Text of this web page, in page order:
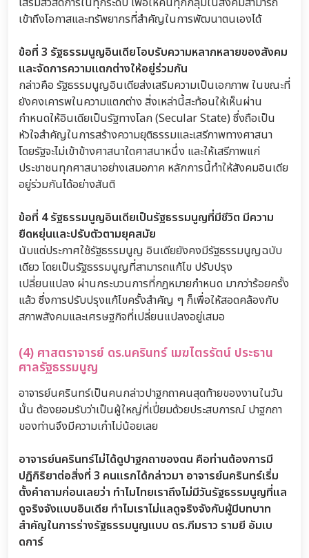
เข้าถึงโอกาสและทรัพยากรที่สำคัญในการพัฒนาตนเองได้
ข้อที่ 3 รัฐธรรมนูญอินเดียโอบรับความหลากหลายของสังคม
และจัดการความแตกต่างให้อยู่ร่วมกัน
กล่าวคือ รัฐธรรมนูญอินเดียส่งเสริมความเป็นเอกภาพ ในขณะที่
ยังคงเคารพในความแตกต่าง สิ่งเหล่านี้สะท้อนให้เห็นผ่าน
กำหนดให้อินเดียเป็นรัฐทางโลก (Secular State) ซึ่งถือเป็น
หัวใจสำคัญในการสร้างความยุติธรรมและเสรีภาพทางศาสนา
โดยรัฐจะไม่เข้าข้างศาสนาใดศาสนาหนึ่ง และให้เสรีภาพแก่
ประชาชนทุกศาสนาอย่างเสมอภาค หลักการนี้ทำให้สังคมอินเดีย
อยู่ร่วมกันได้อย่างสันติ
ข้อที่ 4 รัฐธรรมนูญอินเดียเป็นรัฐธรรมนูญที่มีชีวิต มีความ
ยืดหยุ่นและปรับตัวตามยุคสมัย
นับแต่ประกาศใช้รัฐธรรมนูญ อินเดียยังคงมีรัฐธรรมนูญฉบับ
เดียว โดยเป็นรัฐธรรมนูญที่สามารถแก้ไข ปรับปรุง
เปลี่ยนแปลง ผ่านกระบวนการที่กฎหมายกำหนด มากว่าร้อยครั้ง
แล้ว ซึ่งการปรับปรุงแก้ไขครั้งสำคัญ ๆ ก็เพื่อให้สอดคล้องกับ
สภาพสังคมและเศรษฐกิจที่เปลี่ยนแปลงอยู่เสมอ
(4) ศาสตราจารย์ ดร.นครินทร์ เมฆไตรรัตน์ ประธาน
ศาลรัฐธรรมนูญ
อาจารย์นครินทร์เป็นคนกล่าวปาฐกถาคนสุดท้ายของงานในวัน
นั้น ต้องยอมรับว่าเป็นผู้ใหญ่ที่เปี่ยมด้วยประสบการณ์ ปาฐกถา
ของท่านจึงมีความเก๋าไม่น้อยเลย
อาจารย์นครินทร์ไม่ได้ดูปาฐกถาของตน คือท่านต้องการมี
ปฏิกิริยาต่อสิ่งที่ 3 คนแรกได้กล่าวมา อาจารย์นครินทร์เริ่ม
ตั้งคำถามก่อนเลยว่า ทำไมไทยเราถึงไม่มีวันรัฐธรรมนูญที่แล
ดูจริงจังแบบอินเดีย ทำไมเราไม่แลดูจริงจังกับผู้มีบทบาท
สำคัญในการร่างรัฐธรรมนูญแบบ ดร.ภีมราว รามยี อัมเบ
ดการ์